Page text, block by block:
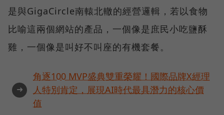
是與GigaCircle南轅北轍的經營邏輯，若以食物
比喻這兩個網站的產品，一個像是庶民小吃鹽酥
雞，一個像是叫好不叫座的有機套餐。
➜
角逐100 MVP盛典雙重榮耀！國際品牌X經理
人特別肯定，展現AI時代最具潛力的核心價
值